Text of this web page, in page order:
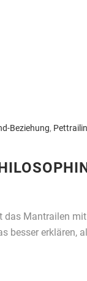
Beziehung,
das Mantrailen
besser erklären,